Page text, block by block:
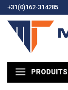
Skip
to
content
+31(0)162-314285
PRODUITS